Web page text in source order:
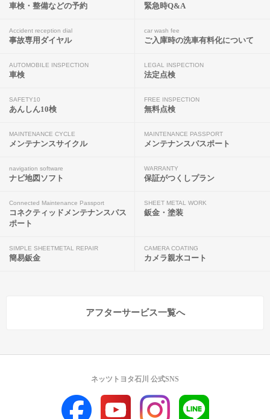
車検・整備などの予約 緊急時Q&A
Accident reception dial
事故専用ダイヤル
car wash fee
ご入庫時の洗車有料化について
AUTOMOBILE INSPECTION
車検
LEGAL INSPECTION
法定点検
SAFETY10
あんしん10検
FREE INSPECTION
無料点検
MAINTENANCE CYCLE
メンテナンスサイクル
MAINTENANCE PASSPORT
メンテナンスパスポート
navigation software
ナビ地図ソフト
WARRANTY
保証がつくしプラン
Connected Maintenance Passport
コネクティッドメンテナンスパス
ポート
SHEET METAL WORK
鈑金・塗装
SIMPLE SHEETMETAL REPAIR
簡易鈑金
CAMERA COATING
カメラ親水コート
アフターサービス一覧へ
ネッツトヨタ石川 公式SNS